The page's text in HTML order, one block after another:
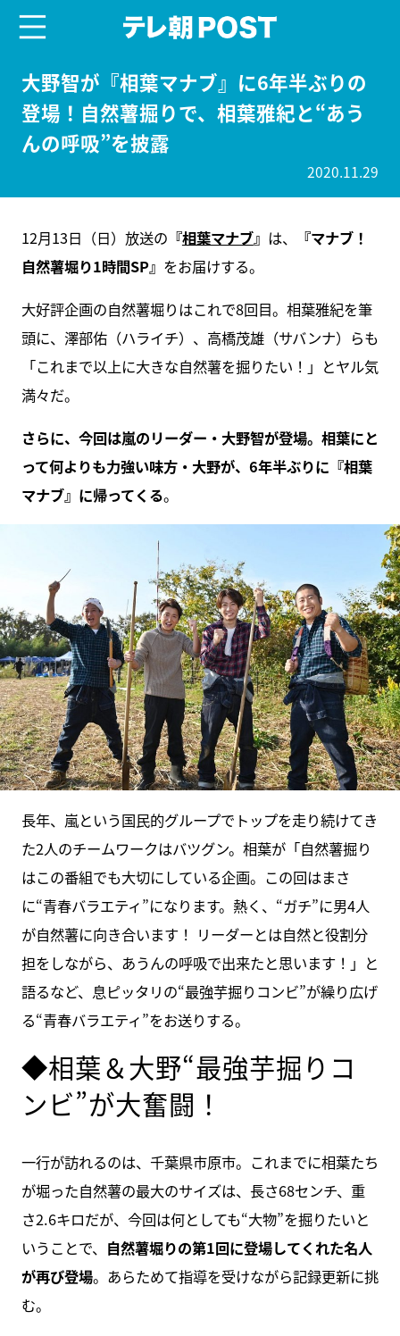
大野智が『相葉マナブ』に6年半ぶりの
登場！自然薯掘りで、相葉雅紀と“あう
んの呼吸”を披露
2020.11.29
12月13日（日）放送の 『相葉マナブ』 は、
『マナブ！
自然薯堀り1時間SP』 をお届けする。
大好評企画の自然薯堀りはこれで8回目。相葉雅紀を筆
頭に、澤部佑（ハライチ）、高橋茂雄（サバンナ）らも
「これまで以上に大きな自然薯を掘りたい！」とヤル気
満々だ。
さらに、今回は嵐のリーダー・大野智が登場。相葉にと
って何よりも力強い味方・大野が、6年半ぶりに『相葉
マナブ』に帰ってくる。
長年、嵐という国民的グループでトップを走り続けてき
た2人のチームワークはバツグン。相葉が「自然薯掘り
はこの番組でも大切にしている企画。この回はまさ
に“青春バラエティ”になります。熱く、“ガチ”に男4人
が自然薯に向き合います！ リーダーとは自然と役割分
担をしながら、あうんの呼吸で出来たと思います！」と
語るなど、息ピッタリの“最強芋掘りコンビ”が繰り広げ
る“青春バラエティ”をお送りする。
◆相葉＆大野“最強芋掘りコ
ンビ”が大奮闘！
一行が訪れるのは、千葉県市原市。これまでに相葉たち
が堀った自然薯の最大のサイズは、長さ68センチ、重
さ2.6キロだが、今回は何としても“大物”を掘りたいと
いうことで、 自然薯堀りの第1回に登場してくれた名人
が再び登場。あらためて指導を受けながら記録更新に挑
む。